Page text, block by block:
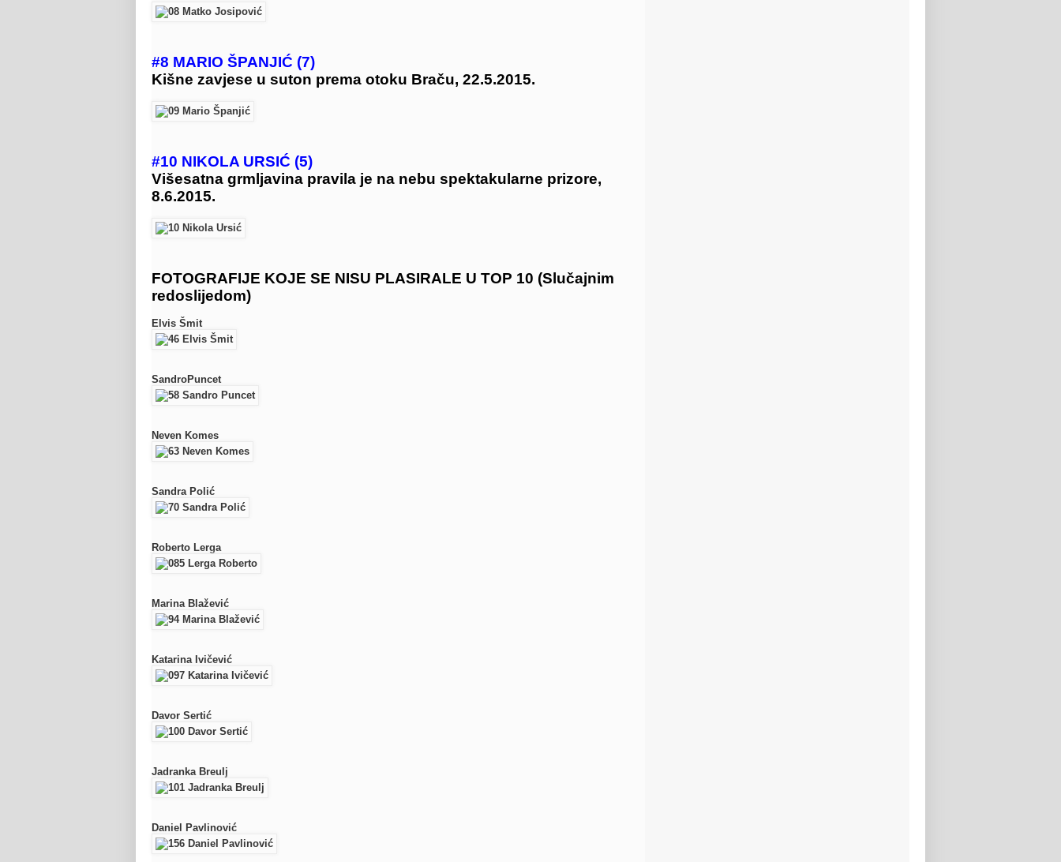
#8 MARIO ŠPANJIĆ (7)
Kišne zavjese u suton prema otoku Braču, 22.5.2015.
#10 NIKOLA URSIĆ (5)
Višesatna grmljavina pravila je na nebu spektakularne prizore,
8.6.2015.
FOTOGRAFIJE KOJE SE NISU PLASIRALE U TOP 10 (Slučajnim
redoslijedom)
Elvis Šmit
SandroPuncet
Neven Komes
Sandra Polić
Roberto Lerga
Marina Blažević
Katarina Ivičević
Davor Sertić
Jadranka Breulj
Daniel Pavlinović